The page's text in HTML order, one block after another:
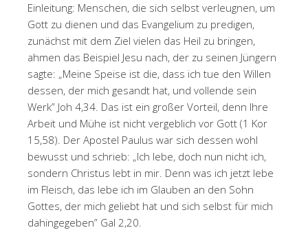
Einleitung: Menschen, die sich selbst verleugnen, um
Gott zu dienen und das Evangelium zu predigen,
zunächst mit dem Ziel vielen das Heil zu bringen,
ahmen das Beispiel Jesu nach, der zu seinen Jüngern
sagte: „Meine Speise ist die, dass ich tue den Willen
dessen, der mich gesandt hat, und vollende sein
Werk” Joh 4,34. Das ist ein großer Vorteil, denn Ihre
Arbeit und Mühe ist nicht vergeblich vor Gott (1 Kor
15,58). Der Apostel Paulus war sich dessen wohl
bewusst und schrieb: „Ich lebe, doch nun nicht ich,
sondern Christus lebt in mir. Denn was ich jetzt lebe
im Fleisch, das lebe ich im Glauben an den Sohn
Gottes, der mich geliebt hat und sich selbst für mich
dahingegeben” Gal 2,20.